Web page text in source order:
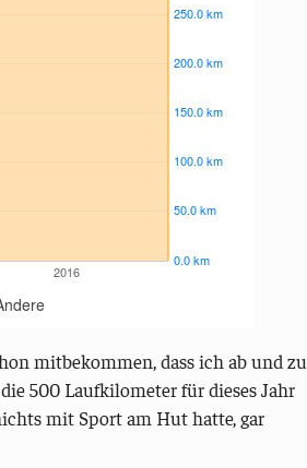
mitbekommen, dass ich ab und zu
500 Laufkilometer für dieses Jahr
mit Sport am Hut hatte, gar